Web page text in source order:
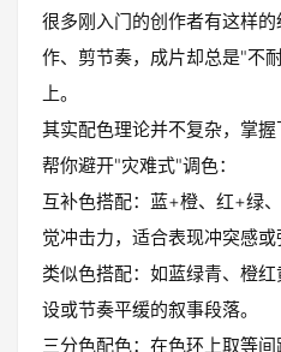
很多刚入门的创作者有这样
作、剪节奏，成片却总是"不
上。
其实配色理论并不复杂，掌
帮你避开"灾难式"调色：
互补色搭配：蓝+橙、红+绿
觉冲击力，适合表现冲突感或
类似色搭配：如蓝绿青、橙
设或节奏平缓的叙事段落。
三分色配色：在色环上取等